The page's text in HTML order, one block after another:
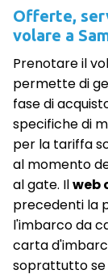
Offerte,
volare a
Prenotare il
permette di
fase di
specifiche di
per la tariffa
al momento
al gate. Ilweb
precedenti la
l'imbarco da
carta
soprattutto se